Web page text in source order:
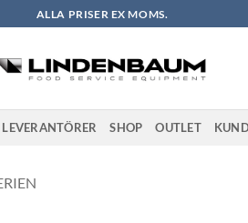
ALLA PRISER EX MOMS.
LEVERANTÖRER SHOP OUTLET